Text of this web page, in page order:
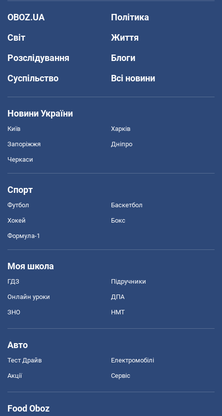
OBOZ.UA
Політика
Світ
Життя
Розслідування
Блоги
Суспільство
Всі новини
Новини України
Київ Харків
Запоріжжя Дніпро
Черкаси
Спорт
Футбол Баскетбол
Хокей Бокс
Формула-1
Моя школа
ГДЗ Підручники
Онлайн уроки ДПА
ЗНО НМТ
Авто
Тест Драйв Електромобілі
Акції Сервіс
Food Oboz